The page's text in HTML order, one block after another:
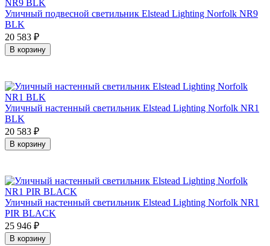
Уличный подвесной светильник Elstead Lighting Norfolk NR9
BLK
20 583 ₽
В корзину
Уличный настенный светильник Elstead Lighting Norfolk NR1
BLK
20 583 ₽
В корзину
Уличный настенный светильник Elstead Lighting Norfolk NR1
PIR BLACK
25 946 ₽
В корзину